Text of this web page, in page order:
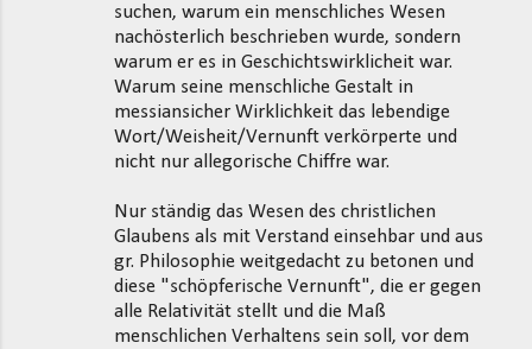
suchen, warum ein menschliches Wesen
nachösterlich beschrieben wurde, sondern
warum er es in Geschichtswirklicheit war.
Warum seine menschliche Gestalt in
messiansicher Wirklichkeit das lebendige
Wort/Weisheit/Vernunft verkörperte und
nicht nur allegorische Chiffre war.
Nur ständig das Wesen des christlichen
Glaubens als mit Verstand einsehbar und aus
gr. Philosophie weitgedacht zu betonen und
diese "schöpferische Vernunft", die er gegen
alle Relativität stellt und die Maß
menschlichen Verhaltens sein soll, vor dem